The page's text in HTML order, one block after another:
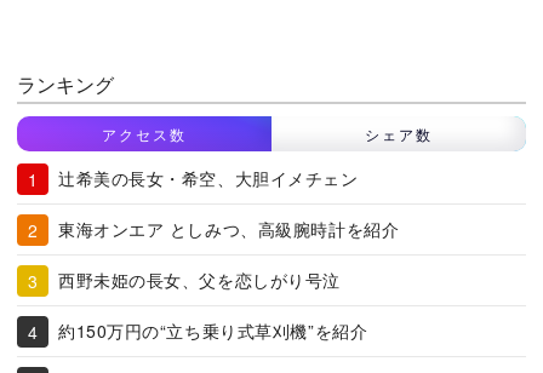
ランキング
アクセス数 シェア数
辻希美の長女・希空、大胆イメチェン
東海オンエア としみつ、高級腕時計を紹介
西野未姫の長女、父を恋しがり号泣
約150万円の“立ち乗り式草刈機”を紹介